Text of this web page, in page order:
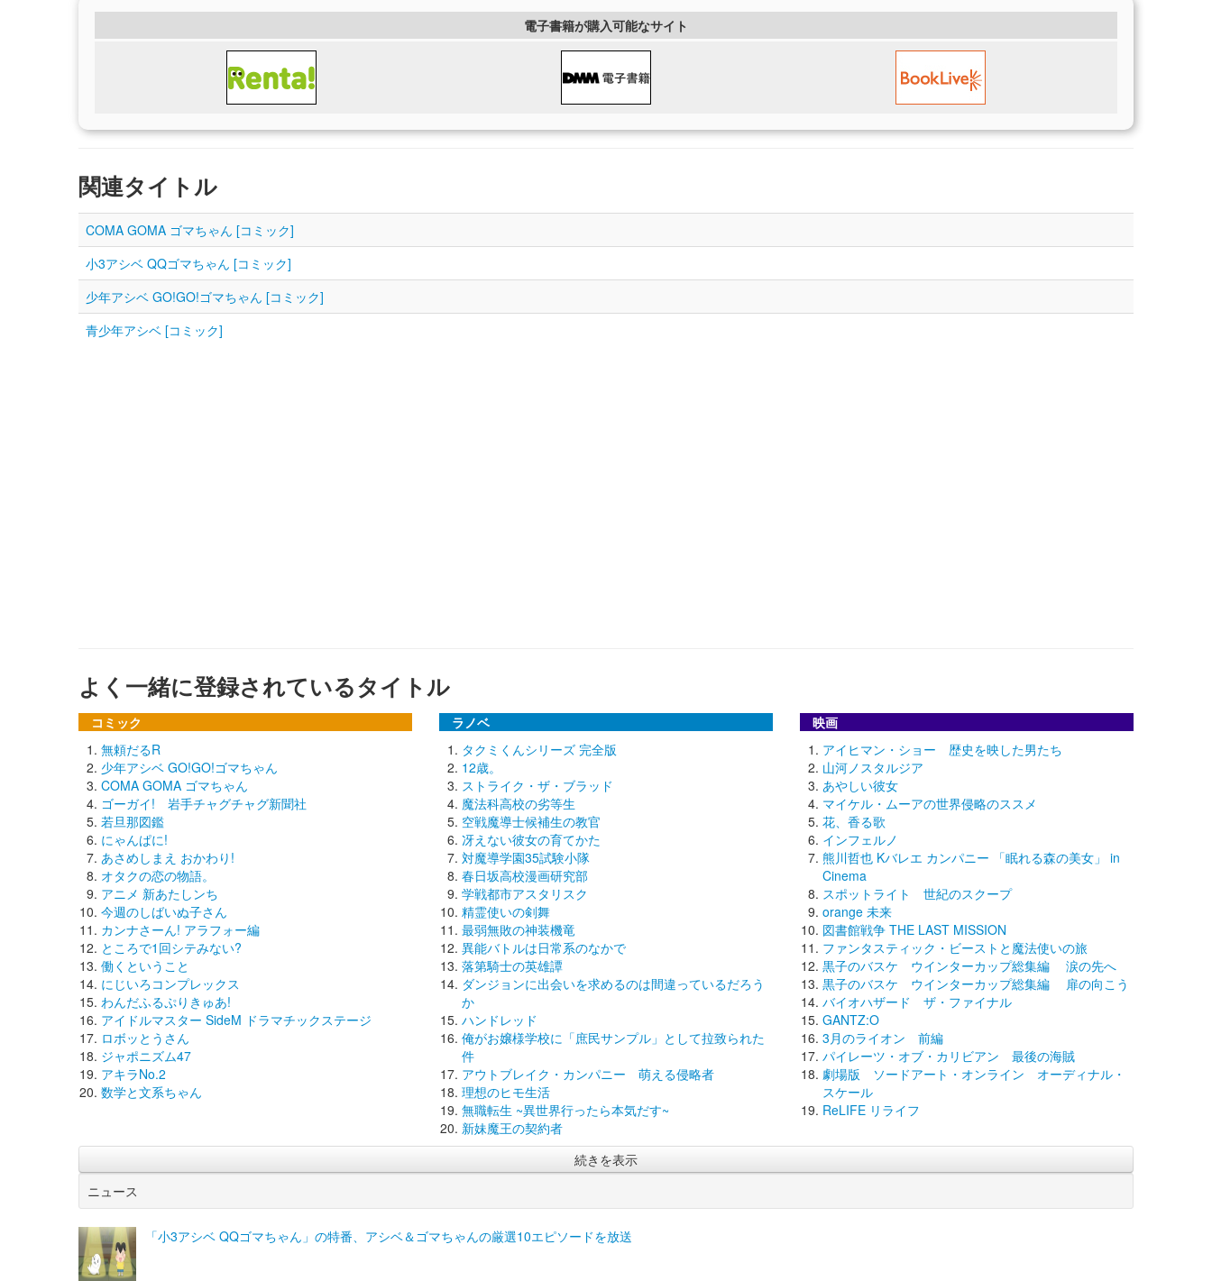
電子書籍が購入可能なサイト
関連タイトル
COMA GOMA ゴマちゃん [コミック]
小3アシベ QQゴマちゃん [コミック]
少年アシベ GO!GO!ゴマちゃん [コミック]
青少年アシベ [コミック]
よく一緒に登録されているタイトル
コミック
無頼だるR
少年アシベ GO!GO!ゴマちゃん
COMA GOMA ゴマちゃん
ゴーガイ! 岩手チャグチャグ新聞社
若旦那図鑑
にゃんぱに!
あさめしまえ おかわり!
オタクの恋の物語。
アニメ 新あたしンち
今週のしばいぬ子さん
カンナさーん! アラフォー編
ところで1回シテみない?
働くということ
にじいろコンプレックス
わんだふるぷりきゅあ!
アイドルマスター SideM ドラマチックステージ
ロボッとうさん
ジャポニズム47
アキラNo.2
数学と文系ちゃん
ラノベ
タクミくんシリーズ 完全版
12歳。
ストライク・ザ・ブラッド
魔法科高校の劣等生
空戦魔導士候補生の教官
冴えない彼女の育てかた
対魔導学園35試験小隊
春日坂高校漫画研究部
学戦都市アスタリスク
精霊使いの剣舞
最弱無敗の神装機竜
異能バトルは日常系のなかで
落第騎士の英雄譚
ダンジョンに出会いを求めるのは間違っているだろう
か
ハンドレッド
俺がお嬢様学校に「庶民サンプル」として拉致られた
件
アウトブレイク・カンパニー 萌える侵略者
理想のヒモ生活
無職転生 ~異世界行ったら本気だす~
新妹魔王の契約者
映画
アイヒマン・ショー 歴史を映した男たち
山河ノスタルジア
あやしい彼女
マイケル・ムーアの世界侵略のススメ
花、香る歌
インフェルノ
熊川哲也 Kバレエ カンパニー 「眠れる森の美女」 in
Cinema
スポットライト 世紀のスクープ
orange 未来
図書館戦争 THE LAST MISSION
ファンタスティック・ビーストと魔法使いの旅
黒子のバスケ ウインターカップ総集編 涙の先へ
黒子のバスケ ウインターカップ総集編 扉の向こう
バイオハザード ザ・ファイナル
GANTZ:O
3月のライオン 前編
パイレーツ・オブ・カリビアン 最後の海賊
劇場版 ソードアート・オンライン オーディナル・
スケール
ReLIFE リライフ
続きを表示
ニュース
「小3アシベ QQゴマちゃん」の特番、アシベ＆ゴマちゃんの厳選10エピソードを放送